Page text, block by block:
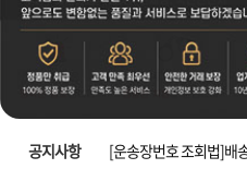
요
니
파
워
맨
제
품
은
공지사항
[2026구정 연휴]설 연휴